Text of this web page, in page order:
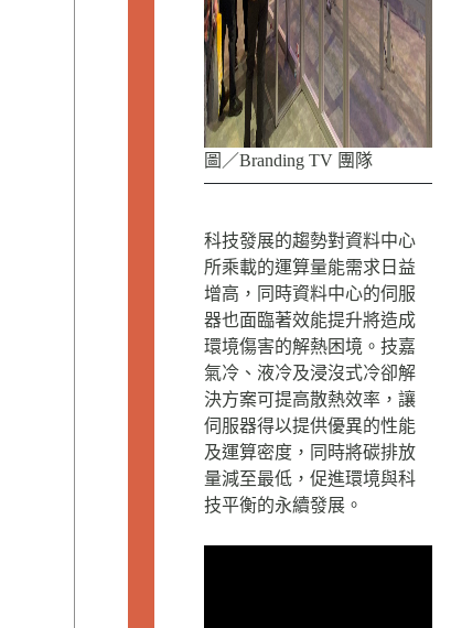
圖／Branding TV 團隊
科技發展的趨勢對資料中心
所乘載的運算量能需求日益
增高，同時資料中心的伺服
器也面臨著效能提升將造成
環境傷害的解熱困境。技嘉
氣冷、液冷及浸沒式冷卻解
決方案可提高散熱效率，讓
伺服器得以提供優異的性能
及運算密度，同時將碳排放
量減至最低，促進環境與科
技平衡的永續發展。